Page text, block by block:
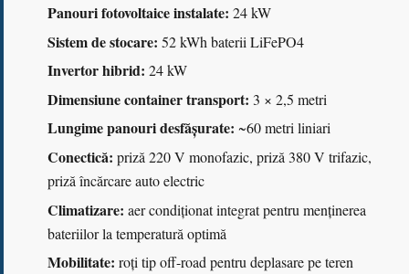
Panouri fotovoltaice instalate: 24 kW
Sistem de stocare: 52 kWh baterii LiFePO4
Invertor hibrid: 24 kW
Dimensiune container transport: 3 × 2,5 metri
Lungime panouri desfășurate: ~60 metri liniari
Conectică: priză 220 V monofazic, priză 380 V trifazic,
priză încărcare auto electric
Climatizare: aer condiționat integrat pentru menținerea
bateriilor la temperatură optimă
Mobilitate: roți tip off-road pentru deplasare pe teren